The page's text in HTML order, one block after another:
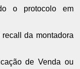
o protocolo em
da montadora
de Venda ou